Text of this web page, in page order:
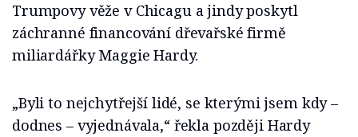
Trumpovy věže v Chicagu a jindy poskytl
záchranné financování dřevařské firmě
miliardářky Maggie Hardy.
„Byli to nejchytřejší lidé, se kterými jsem kdy –
dodnes – vyjednávala,“ řekla později Hardy